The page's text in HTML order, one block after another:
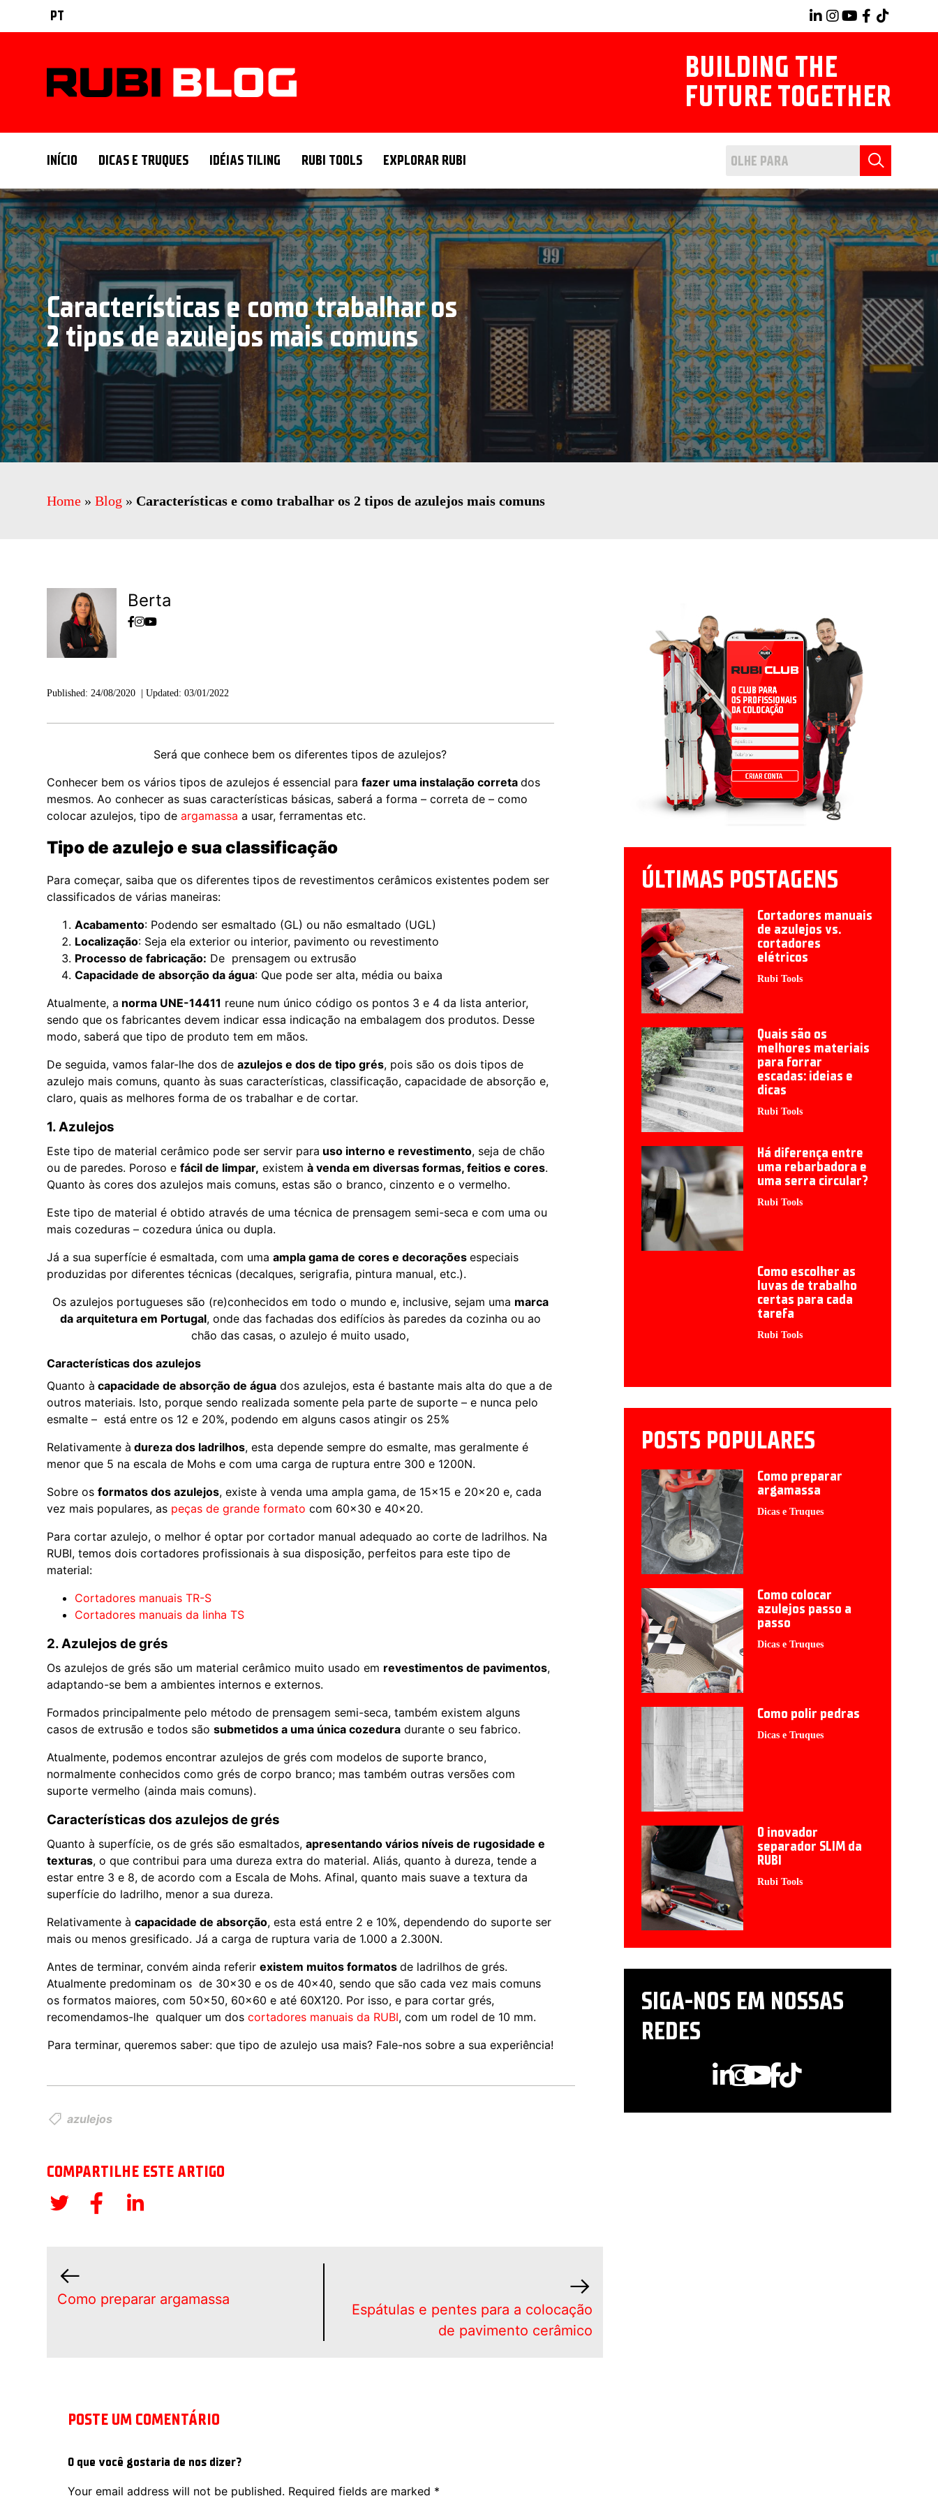
PT
BUILDING THE
FUTURE TOGETHER
INÍCIO DICAS E TRUQUES IDÉIAS TILING RUBI TOOLS EXPLORAR RUBI
Características e como trabalhar os
2 tipos de azulejos mais comuns
Home » Blog » Características e como trabalhar os 2 tipos de azulejos mais comuns
Berta
Published: 24/08/2020 Updated: 03/01/2022
Será que conhece bem os diferentes tipos de azulejos?
Conhecer bem os vários tipos de azulejos é essencial para fazer uma instalação correta dos
mesmos. Ao conhecer as suas características básicas, saberá a forma – correta de – como
colocar azulejos, tipo de argamassa a usar, ferramentas etc.
Tipo de azulejo e sua classificação
Para começar, saiba que os diferentes tipos de revestimentos cerâmicos existentes podem ser
classificados de várias maneiras:
Acabamento: Podendo ser esmaltado (GL) ou não esmaltado (UGL)
Localização: Seja ela exterior ou interior, pavimento ou revestimento
Processo de fabricação: De prensagem ou extrusão
Capacidade de absorção da água: Que pode ser alta, média ou baixa
Atualmente, a norma UNE-14411 reune num único código os pontos 3 e 4 da lista anterior,
sendo que os fabricantes devem indicar essa indicação na embalagem dos produtos. Desse
modo, saberá que tipo de produto tem em mãos.
De seguida, vamos falar-lhe dos de azulejos e dos de tipo grés, pois são os dois tipos de
azulejo mais comuns, quanto às suas características, classificação, capacidade de absorção e,
claro, quais as melhores forma de os trabalhar e de cortar.
1. Azulejos
Este tipo de material cerâmico pode ser servir para uso interno e revestimento, seja de chão
ou de paredes. Poroso e fácil de limpar, existem à venda em diversas formas, feitios e cores.
Quanto às cores dos azulejos mais comuns, estas são o branco, cinzento e o vermelho.
Este tipo de material é obtido através de uma técnica de prensagem semi-seca e com uma ou
mais cozeduras – cozedura única ou dupla.
Já a sua superfície é esmaltada, com uma ampla gama de cores e decorações especiais
produzidas por diferentes técnicas (decalques, serigrafia, pintura manual, etc.).
Os azulejos portugueses são (re)conhecidos em todo o mundo e, inclusive, sejam uma marca
da arquitetura em Portugal, onde das fachadas dos edifícios às paredes da cozinha ou ao
chão das casas, o azulejo é muito usado,
Características dos azulejos
Quanto à capacidade de absorção de água dos azulejos, esta é bastante mais alta do que a de
outros materiais. Isto, porque sendo realizada somente pela parte de suporte – e nunca pelo
esmalte – está entre os 12 e 20%, podendo em alguns casos atingir os 25%
Relativamente à dureza dos ladrilhos, esta depende sempre do esmalte, mas geralmente é
menor que 5 na escala de Mohs e com uma carga de ruptura entre 300 e 1200N.
Sobre os formatos dos azulejos, existe à venda uma ampla gama, de 15×15 e 20×20 e, cada
vez mais populares, as peças de grande formato com 60×30 e 40×20.
Para cortar azulejo, o melhor é optar por cortador manual adequado ao corte de ladrilhos. Na
RUBI, temos dois cortadores profissionais à sua disposição, perfeitos para este tipo de
material:
Cortadores manuais TR-S
Cortadores manuais da linha TS
2. Azulejos de grés
Os azulejos de grés são um material cerâmico muito usado em revestimentos de pavimentos,
adaptando-se bem a ambientes internos e externos.
Formados principalmente pelo método de prensagem semi-seca, também existem alguns
casos de extrusão e todos são submetidos a uma única cozedura durante o seu fabrico.
Atualmente, podemos encontrar azulejos de grés com modelos de suporte branco,
normalmente conhecidos como grés de corpo branco; mas também outras versões com
suporte vermelho (ainda mais comuns).
Características dos azulejos de grés
Quanto à superfície, os de grés são esmaltados, apresentando vários níveis de rugosidade e
texturas, o que contribui para uma dureza extra do material. Aliás, quanto à dureza, tende a
estar entre 3 e 8, de acordo com a Escala de Mohs. Afinal, quanto mais suave a textura da
superfície do ladrilho, menor a sua dureza.
Relativamente à capacidade de absorção, esta está entre 2 e 10%, dependendo do suporte ser
mais ou menos gresificado. Já a carga de ruptura varia de 1.000 a 2.300N.
Antes de terminar, convém ainda referir existem muitos formatos de ladrilhos de grés.
Atualmente predominam os de 30×30 e os de 40×40, sendo que são cada vez mais comuns
os formatos maiores, com 50×50, 60×60 e até 60X120. Por isso, e para cortar grés,
recomendamos-lhe qualquer um dos cortadores manuais da RUBI, com um rodel de 10 mm.
Para terminar, queremos saber: que tipo de azulejo usa mais? Fale-nos sobre a sua experiência!
azulejos
COMPARTILHE ESTE ARTIGO
Como preparar argamassa
Espátulas e pentes para a colocação
de pavimento cerâmico
POSTE UM COMENTÁRIO
O que você gostaria de nos dizer?
Your email address will not be published. Required fields are marked *
ÚLTIMAS POSTAGENS
Cortadores manuais
de azulejos vs.
cortadores
elétricos
Rubi Tools
Quais são os
melhores materiais
para forrar
escadas: ideias e
dicas
Rubi Tools
Há diferença entre
uma rebarbadora e
uma serra circular?
Rubi Tools
Como escolher as
luvas de trabalho
certas para cada
tarefa
Rubi Tools
POSTS POPULARES
Como preparar
argamassa
Dicas e Truques
Como colocar
azulejos passo a
passo
Dicas e Truques
Como polir pedras
Dicas e Truques
O inovador
separador SLIM da
RUBI
Rubi Tools
SIGA-NOS EM NOSSAS
REDES